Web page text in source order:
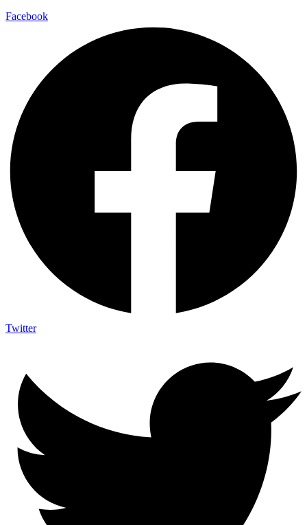
Facebook
Twitter